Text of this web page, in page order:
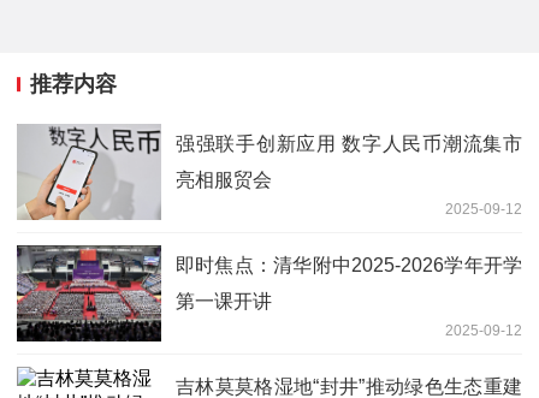
推荐内容
强强联手创新应用 数字人民币潮流集市
亮相服贸会
2025-09-12
即时焦点：清华附中2025-2026学年开学
第一课开讲
2025-09-12
吉林莫莫格湿地“封井”推动绿色生态重建